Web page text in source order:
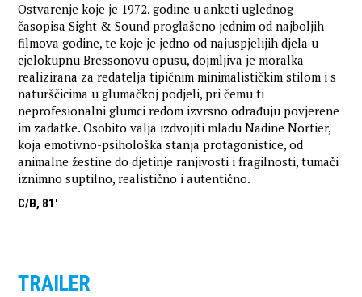
Ostvarenje koje je 1972. godine u anketi uglednog
časopisa Sight & Sound proglašeno jednim od najboljih
filmova godine, te koje je jedno od najuspjelijih djela u
cjelokupnu Bressonovu opusu, dojmljiva je moralka
realizirana za redatelja tipičnim minimalističkim stilom i s
naturščicima u glumačkoj podjeli, pri čemu ti
neprofesionalni glumci redom izvrsno odrađuju povjerene
im zadatke. Osobito valja izdvojiti mladu Nadine Nortier,
koja emotivno-psihološka stanja protagonistice, od
animalne žestine do djetinje ranjivosti i fragilnosti, tumači
iznimno suptilno, realistično i autentično.
C/B, 81'
TRAILER